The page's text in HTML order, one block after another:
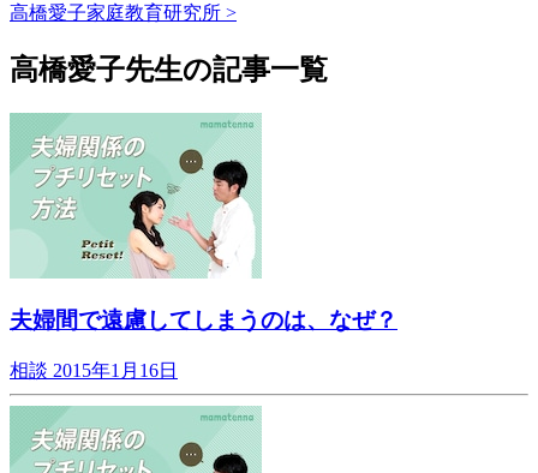
高橋愛子家庭教育研究所 >
高橋愛子先生の記事一覧
夫婦間で遠慮してしまうのは、なぜ？
相談 2015年1月16日